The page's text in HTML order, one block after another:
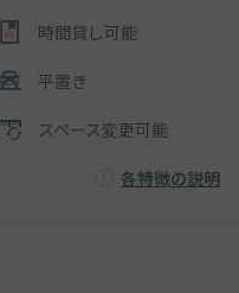
時間貸し可能
平置き
スペース変更可能
各特徴の説明